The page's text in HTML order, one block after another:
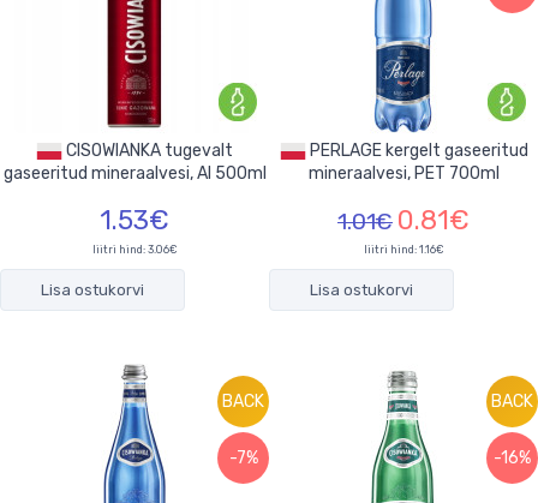
gaseeritud mineraalvesi, Al 500ml
1.53€
liitri hind: 3.06€
Lisa ostukorvi
PERLAGE kergelt gaseeritud
mineraalvesi, PET 700ml
1.01€ 0.81€
liitri hind: 1.16€
Lisa ostukorvi
BACK
-7%
BACK
-16%